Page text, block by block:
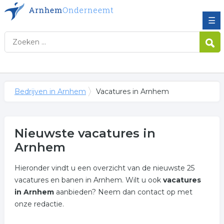
☰
Bedrijven in Arnhem Vacatures in Arnhem
Nieuwste vacatures in
Arnhem
Hieronder vindt u een overzicht van de nieuwste 25
vacatures en banen in Arnhem. Wilt u ook vacatures
in Arnhemaanbieden? Neem dan contact op met
onze redactie.